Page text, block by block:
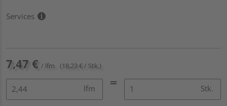
Services
7,47 € / lfm (18,23 € / Stk.)
lfm Stk.